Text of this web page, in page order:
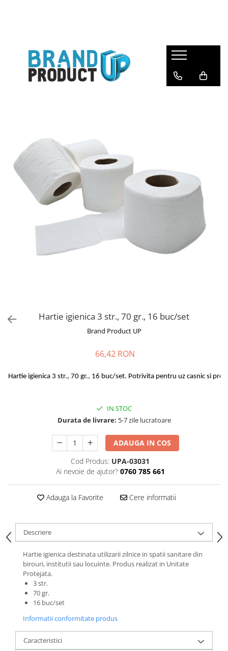
Agende, calendare si plannere
Birotica si Papetarie
Saci menajeri
Hartie igienica 3 str., 70 gr., 16 buc/set
Brand Product UP
66,42 RON
Hartie igienica 3 str., 70 gr., 16 buc/set. Potrivita pentru uz casnic si
IN STOC
Durata de livrare: 5-7 zile lucratoare
ADAUGA IN COS
Cod Produs: UPA-03031
Ai nevoie de ajutor? 0760 785 661
Adauga la Favorite Cere informatii
Descriere
Hartie igienica destinata utilizarii zilnice in spatii sanitare din
birouri, institutii sau locuinte. Produs realizat in Unitate
Protejata.
3 str.
70 gr.
16 buc/set
Informatii conformitate produs
Caracteristici